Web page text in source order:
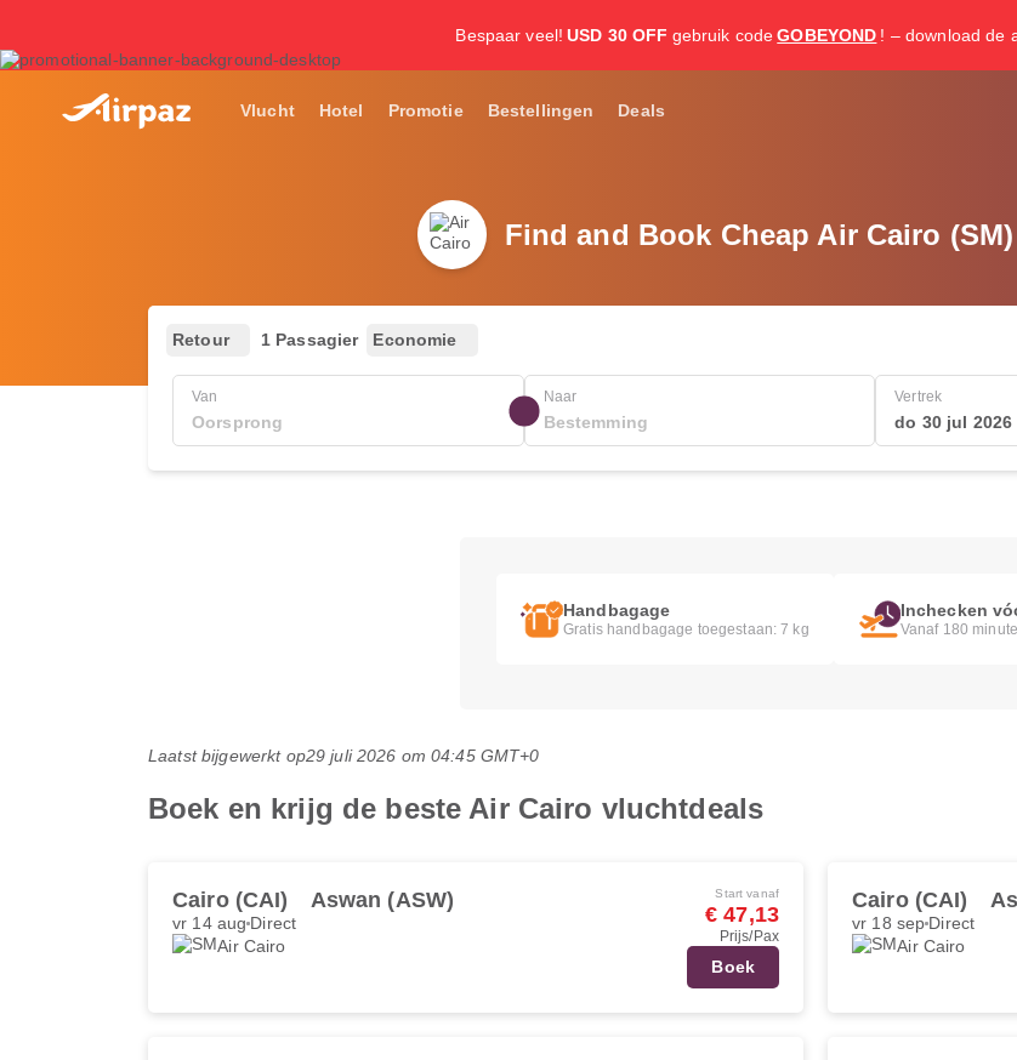
Bespaar veel! USD 30 OFF gebruik code GOBEYOND ! – download de
Vlucht Hotel Promotie Bestellingen Deals
Find and Book Cheap Air Cairo
Retour 1 Passagier Economie
Van Naar Vertrek
do 30 jul 2026
Handbagage
Gratis handbagage toegestaan: 7 kg
Inchecken
Vanaf 180
Laatst bijgewerkt op29 juli 2026 om 04:45 GMT+0
Boek en krijg de beste Air Cairo vluchtdeals
Cairo (CAI) Aswan (ASW)
vr 14 aug Direct
Air Cairo
Start vanaf
€ 47,13
Prijs/Pax
Boek
Cairo (CAI)
vr 18 sep Direct
Air Cairo